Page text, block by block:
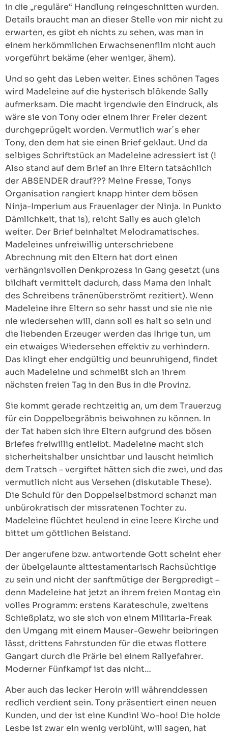
in die „reguläre“ Handlung reingeschnitten wurden.
Details braucht man an dieser Stelle von mir nicht zu
erwarten, es gibt eh nichts zu sehen, was man in
einem herkömmlichen Erwachsenenfilm nicht auch
vorgeführt bekäme (eher weniger, ähem).
Und so geht das Leben weiter. Eines schönen Tages
wird Madeleine auf die hysterisch blökende Sally
aufmerksam. Die macht irgendwie den Eindruck, als
wäre sie von Tony oder einem ihrer Freier dezent
durchgeprügelt worden. Vermutlich war´s eher
Tony, den dem hat sie einen Brief geklaut. Und da
selbiges Schriftstück an Madeleine adressiert ist (!
Also stand auf dem Brief an ihre Eltern tatsächlich
der ABSENDER drauf??? Meine Fresse, Tonys
Organisation rangiert knapp hinter dem bösen
Ninja-Imperium aus Frauenlager der Ninja. In Punkto
Dämlichkeit, that is), reicht Sally es auch gleich
weiter. Der Brief beinhaltet Melodramatisches.
Madeleines unfreiwillig unterschriebene
Abrechnung mit den Eltern hat dort einen
verhängnisvollen Denkprozess in Gang gesetzt (uns
bildhaft vermittelt dadurch, dass Mama den Inhalt
des Schreibens tränenüberströmt rezitiert). Wenn
Madeleine ihre Eltern so sehr hasst und sie nie nie
nie wiedersehen will, dann soll es halt so sein und
die liebenden Erzeuger werden das Ihrige tun, um
ein etwaiges Wiedersehen effektiv zu verhindern.
Das klingt eher endgültig und beunruhigend, findet
auch Madeleine und schmeißt sich an ihrem
nächsten freien Tag in den Bus in die Provinz.
Sie kommt gerade rechtzeitig an, um dem Trauerzug
für ein Doppelbegräbnis beiwohnen zu können. In
der Tat haben sich ihre Eltern aufgrund des bösen
Briefes freiwillig entleibt. Madeleine macht sich
sicherheitshalber unsichtbar und lauscht heimlich
dem Tratsch – vergiftet hätten sich die zwei, und das
vermutlich nicht aus Versehen (diskutable These).
Die Schuld für den Doppelselbstmord schanzt man
unbürokratisch der missratenen Tochter zu.
Madeleine flüchtet heulend in eine leere Kirche und
bittet um göttlichen Beistand.
Der angerufene bzw. antwortende Gott scheint eher
der übelgelaunte alttestamentarisch Rachsüchtige
zu sein und nicht der sanftmütige der Bergpredigt –
denn Madeleine hat jetzt an ihrem freien Montag ein
volles Programm: erstens Karateschule, zweitens
Schießplatz, wo sie sich von einem Militaria-Freak
den Umgang mit einem Mauser-Gewehr beibringen
lässt, drittens Fahrstunden für die etwas flottere
Gangart durch die Prärie bei einem Rallyefahrer.
Moderner Fünfkampf ist das nicht…
Aber auch das lecker Heroin will währenddessen
redlich verdient sein. Tony präsentiert einen neuen
Kunden, und der ist eine Kundin! Wo-hoo! Die holde
Lesbe ist zwar ein wenig verblüht, will sagen, hat